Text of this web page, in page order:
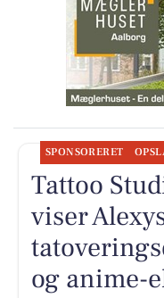
SPONSORERET
Tattoo
viser
og anime-